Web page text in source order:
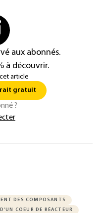
aux abonnés.
à découvrir.
article
gratuit
?
DES COMPOSANTS
COEUR DE RÉACTEUR